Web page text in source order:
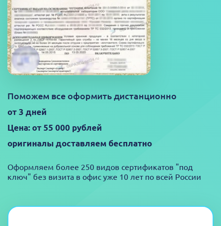
Поможем все оформить дистанционно
от 3 дней
Цена: от 55 000 рублей
оригиналы доставляем бесплатно
Оформляем более 250 видов сертификатов "под
ключ" без визита в офис уже 10 лет по всей России